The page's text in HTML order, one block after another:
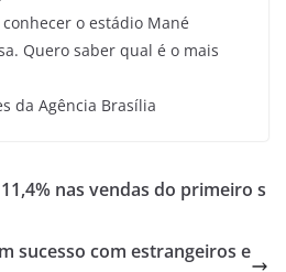
o estádio Mané
Quero saber qual é o mais
da Agência Brasília
nas vendas do primeiro s
sucesso com estrangeiros e